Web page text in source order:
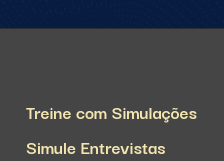
Treine com Simulações
Simule Entrevistas